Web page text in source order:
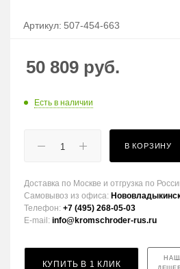
Артикул: 507-454-663
50 809 руб.
Есть в наличии
В КОРЗИНУ
Доставка по Москве и отгрузка по
Самовывоз из офиса:
Телефон: +7 (495) 268-05-03
E-mail: info@kromschroder-rus.ru
КУПИТЬ В 1 КЛИК